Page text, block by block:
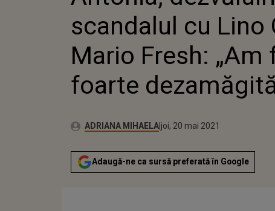
scandalul cu Lino
Mario Fresh: „Am
foarte
Autor:ADRIANA MIHAELAPublicat:
joi, 20 mai 2021
Actualizat:
joi, 20 mai 2021
Adaugă-ne ca sursă preferată în Google